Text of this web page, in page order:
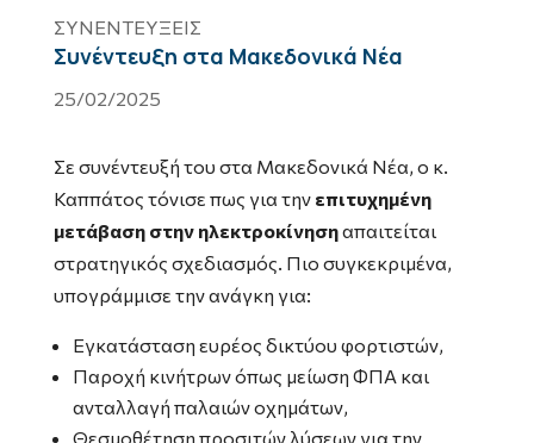
ΣΥΝΕΝΤΕΥΞΕΙΣ
Συνέντευξη στα Μακεδονικά Νέα
25/02/2025
Σε συνέντευξή του στα Μακεδονικά Νέα, ο κ.
Καππάτος τόνισε πως για την επιτυχημένη
μετάβαση στην ηλεκτροκίνησηαπαιτείται
στρατηγικός σχεδιασμός. Πιο συγκεκριμένα,
υπογράμμισε την ανάγκη για:
Εγκατάσταση ευρέος δικτύου φορτιστών,
Παροχή κινήτρων όπως μείωση ΦΠΑ και
ανταλλαγή παλαιών οχημάτων,
Θεσμοθέτηση προσιτών λύσεων για την